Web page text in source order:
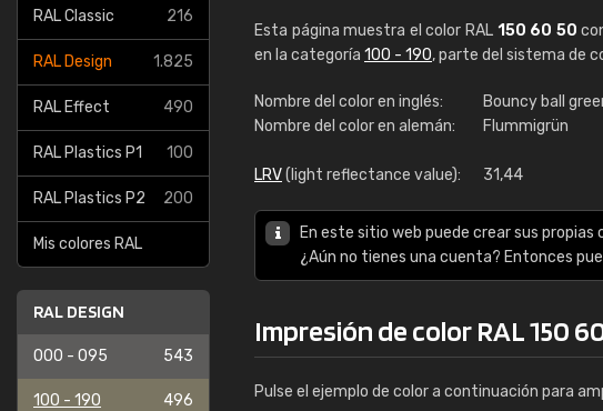
RAL Classic 216
RAL Design 1.825
RAL Effect 490
RAL Plastics P1 100
RAL Plastics P2 200
Mis colores RAL
RAL DESIGN
000 - 095 543
100 - 190 496
Esta página muestra el color RAL 150 60 50
en la categoría 100 - 190, parte del sistema de
Nombre del color en inglés:
Bouncy ball
Nombre del color en alemán:
Flummigrün
LRV(light reflectance value): 31,44
En este sitio web puede crear sus
¿Aún no tienes una cuenta? Entonces
Impresión de color RAL 150
Pulse el ejemplo de color a continuación para